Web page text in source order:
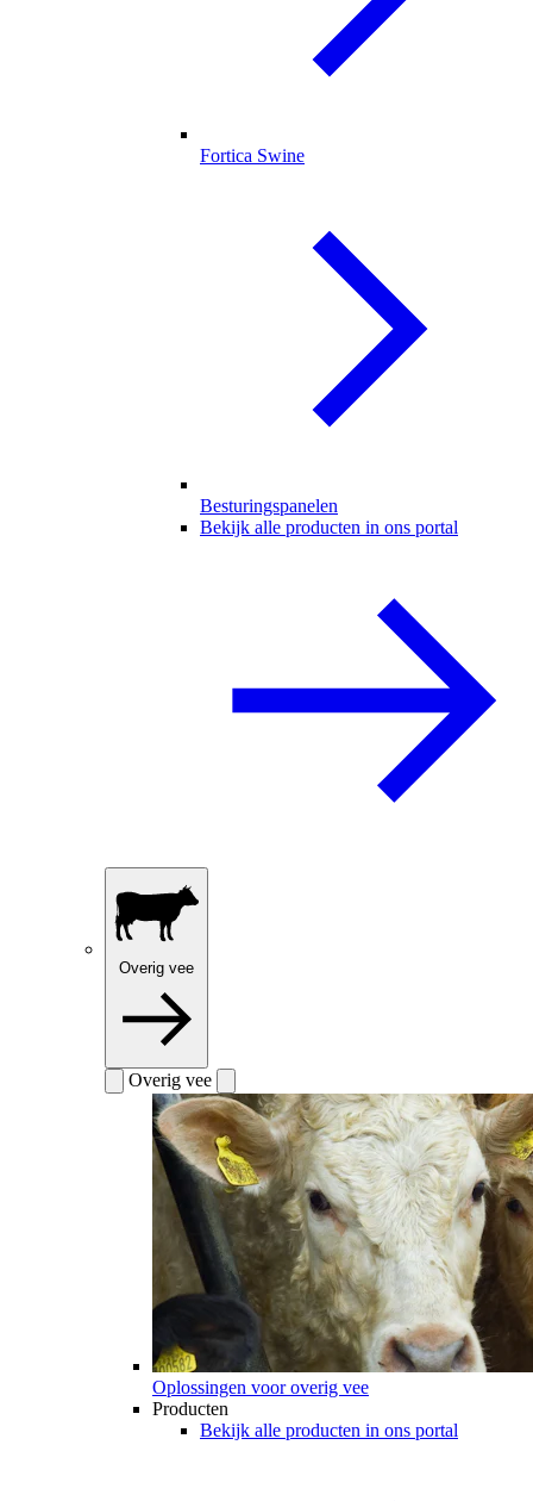
Fortica Swine
Besturingspanelen
Bekijk alle producten in ons portal
Overig vee
Overig vee
Oplossingen voor overig vee
Producten
Bekijk alle producten in ons portal